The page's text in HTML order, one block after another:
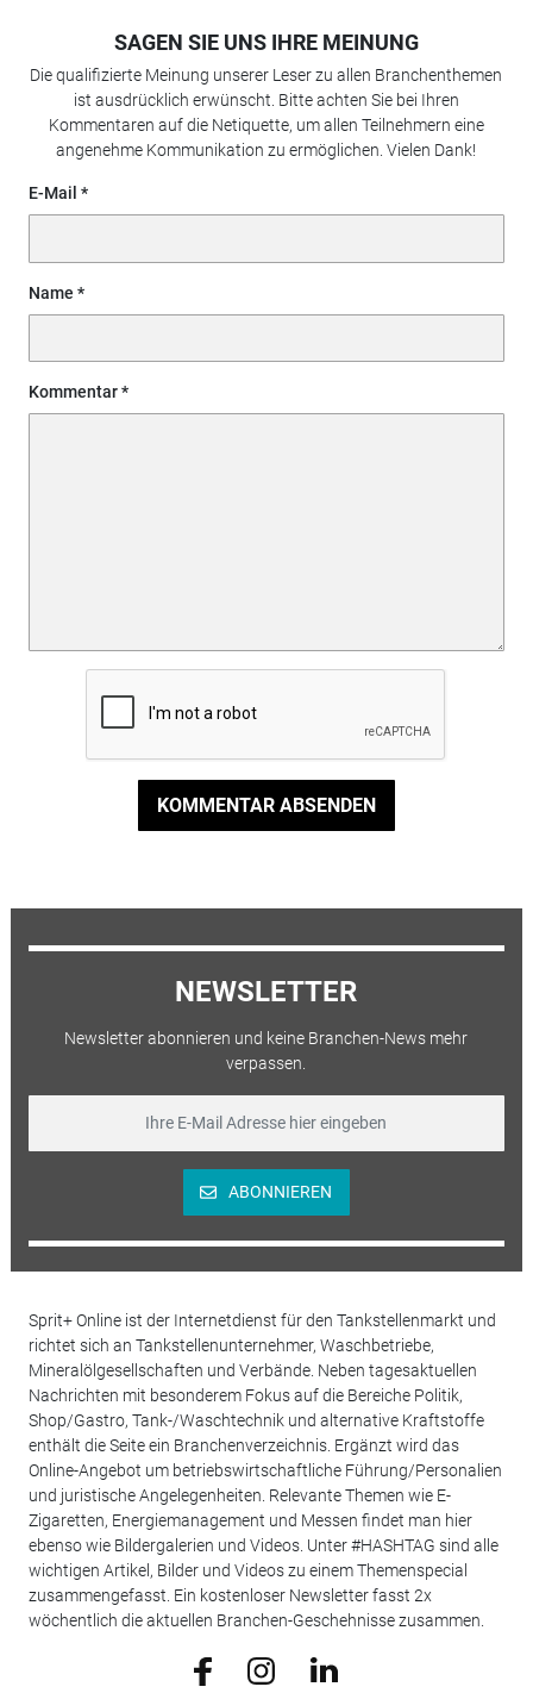
SAGEN SIE UNS IHRE MEINUNG
Die qualifizierte Meinung unserer Leser zu allen Branchenthemen
ist ausdrücklich erwünscht. Bitte achten Sie bei Ihren
Kommentaren auf die Netiquette, um allen Teilnehmern eine
angenehme Kommunikation zu ermöglichen. Vielen Dank!
E-Mail
Name
Kommentar
KOMMENTAR ABSENDEN
NEWSLETTER
Newsletter abonnieren und keine Branchen-News mehr
verpassen.
ABONNIEREN
Sprit+ Online ist der Internetdienst für den Tankstellenmarkt und
richtet sich an Tankstellenunternehmer, Waschbetriebe,
Mineralölgesellschaften und Verbände. Neben tagesaktuellen
Nachrichten mit besonderem Fokus auf die Bereiche Politik,
Shop/Gastro, Tank-/Waschtechnik und alternative Kraftstoffe
enthält die Seite ein Branchenverzeichnis. Ergänzt wird das
Online-Angebot um betriebswirtschaftliche Führung/Personalien
und juristische Angelegenheiten. Relevante Themen wie E-
Zigaretten, Energiemanagement und Messen findet man hier
ebenso wie Bildergalerien und Videos. Unter #HASHTAG sind alle
wichtigen Artikel, Bilder und Videos zu einem Themenspecial
zusammengefasst. Ein kostenloser Newsletter fasst 2x
wöchentlich die aktuellen Branchen-Geschehnisse zusammen.